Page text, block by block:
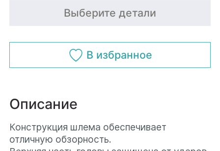
Выберите детали
В избранное
Описание
Конструкция шлема обеспечивает
отличную обзорность.
Отправить
Даю согласие на обработку
Почта*